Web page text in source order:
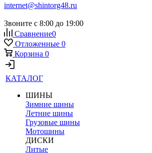
internet@shintorg48.ru
Звоните с 8:00 до 19:00
Сравнение0
Отложенные 0
Корзина 0
КАТАЛОГ
ШИНЫ
Зимние шины
Летние шины
Грузовые шины
Мотошины
ДИСКИ
Литые